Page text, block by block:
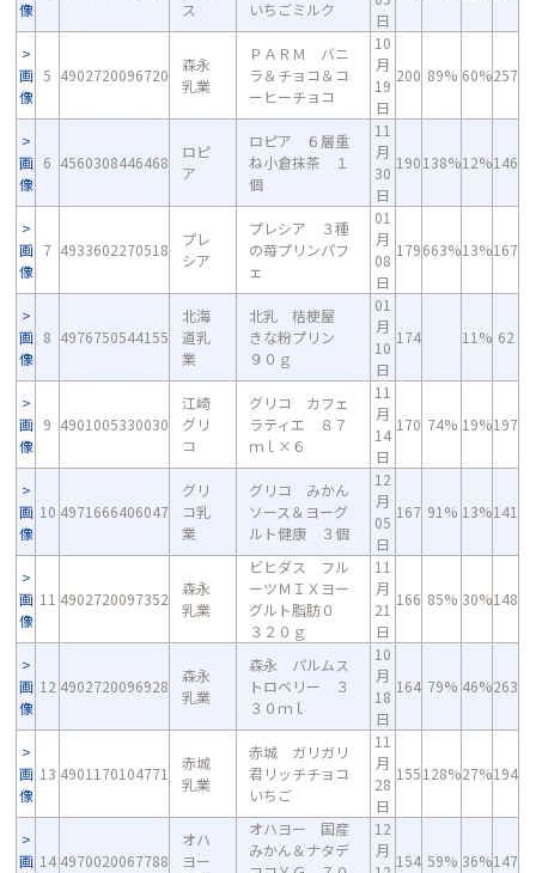
像
ス
いちごミルク
日
画
像
5 4902720096720
森永
乳業
ＰＡＲＭ バニ
ラ＆チョコ＆コ
ーヒーチョコ
10
月
19
日
200 89% 60%257
画
像
6 4560308446468
ロピ
ア
ロピア ６層重
ね小倉抹茶 １
個
11
月
30
日
190138%12%146
画
像
7 4933602270518
プレ
シア
プレシア ３種
の苺プリンパフ
ェ
01
月
08
日
179663%13%167
画
像
8 4976750544155
北海
道乳
業
北乳 桔梗屋
きな粉プリン
９０ｇ
01
月
10
日
174 11% 62
画
像
9 4901005330030
江崎
グリ
コ
グリコ カフェ
ラティエ ８７
ｍｌ×６
11
月
14
日
170 74% 19%197
画
像
10 4971666406047
グリ
コ乳
業
グリコ みかん
ソース＆ヨーグ
ルト健康 ３個
12
月
05
日
167 91% 13%141
画
像
11 4902720097352
森永
乳業
ビヒダス フル
ーツＭＩＸヨー
グルト脂肪０
３２０ｇ
11
月
21
日
166 85% 30%148
画
像
12 4902720096928
森永
乳業
森永 パルムス
トロベリー ３
３０ｍｌ
10
月
18
日
164 79% 46%263
画
像
13 4901170104771
赤城
乳業
赤城 ガリガリ
君リッチチョコ
いちご
11
月
28
日
155128%27%194
画 14 4970020067788
オハ
ヨー
オハヨー 国産
みかん＆ナタデ
12
月
154 59% 36%147